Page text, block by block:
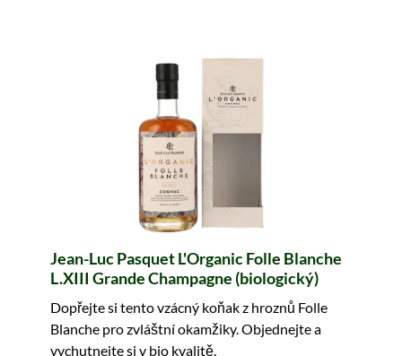
Jean-Luc Pasquet L'Organic Folle Blanche
L.XIII Grande Champagne (biologický)
Dopřejte si tento vzácný koňak z hroznů Folle
Blanche pro zvláštní okamžiky. Objednejte a
vychutnejte si v bio kvalitě.